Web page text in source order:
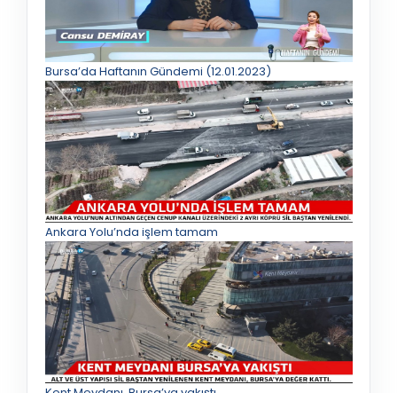
Bursa’da Haftanın Gündemi (12.01.2023)
Ankara Yolu’nda işlem tamam